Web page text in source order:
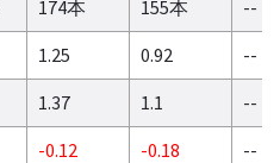
174本 155本
--
1.25 0.92
--
1.37 1.1
--
-0.12 -0.18
--